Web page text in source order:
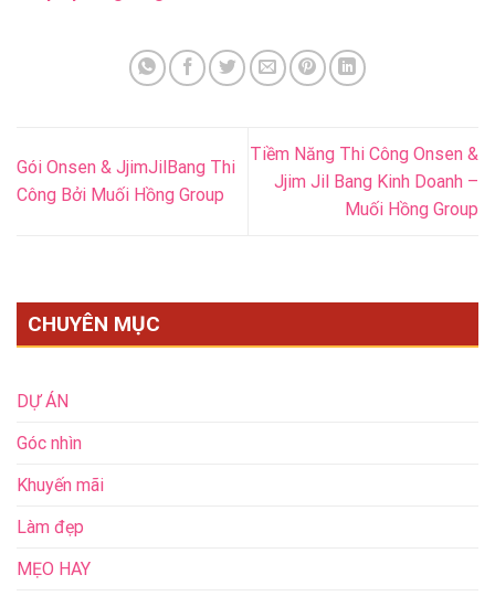
Gói Onsen & JjimJilBang Thi
Công Bởi Muối Hồng Group
Tiềm Năng Thi Công Onsen &
Jjim Jil Bang Kinh Doanh –
Muối Hồng Group
CHUYÊN MỤC
DỰ ÁN
Góc nhìn
Khuyến mãi
Làm đẹp
MẸO HAY